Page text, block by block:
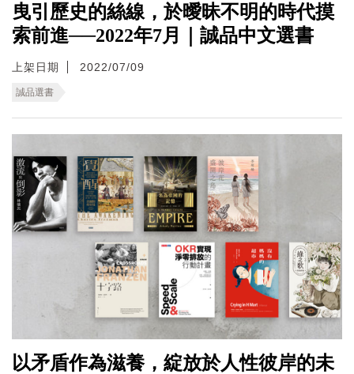
曳引歷史的絲線，於曖昧不明的時代摸
索前進──2022年7月｜誠品中文選書
上架日期 2022/07/09
誠品選書
以矛盾作為滋養，綻放於人性彼岸的未